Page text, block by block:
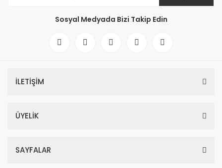
Sosyal Medyada Bizi Takip Edin
İLETİŞİM
ÜYELİK
SAYFALAR